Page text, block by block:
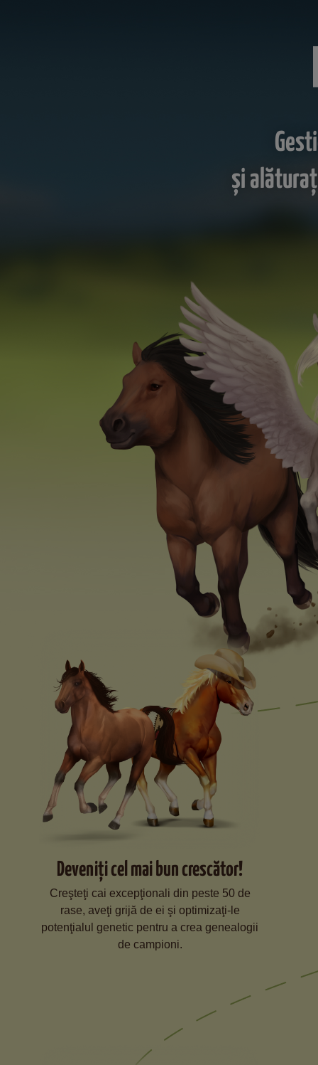
şi
Deveniţi cel mai bun crescător!
Creşteţi cai excepţionali din peste 50 de
rase, aveţi grijă de ei şi optimizaţi-le
potenţialul genetic pentru a crea genealogii
de campioni.